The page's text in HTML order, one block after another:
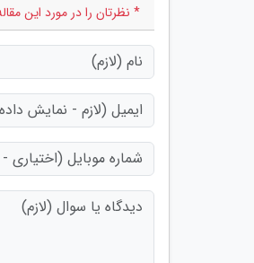
* نظرتان را در مورد این